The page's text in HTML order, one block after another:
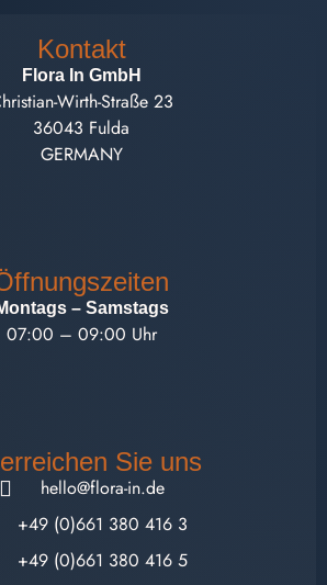
Kontakt
Flora In GmbH
Wirth-Straße 23
36043 Fulda
GERMANY
– Samstags
07:00 – 09:00 Uhr
Sie uns
hello@flora-in.de
+49 (0)661 380 416 3
+49 (0)661 380 416 5